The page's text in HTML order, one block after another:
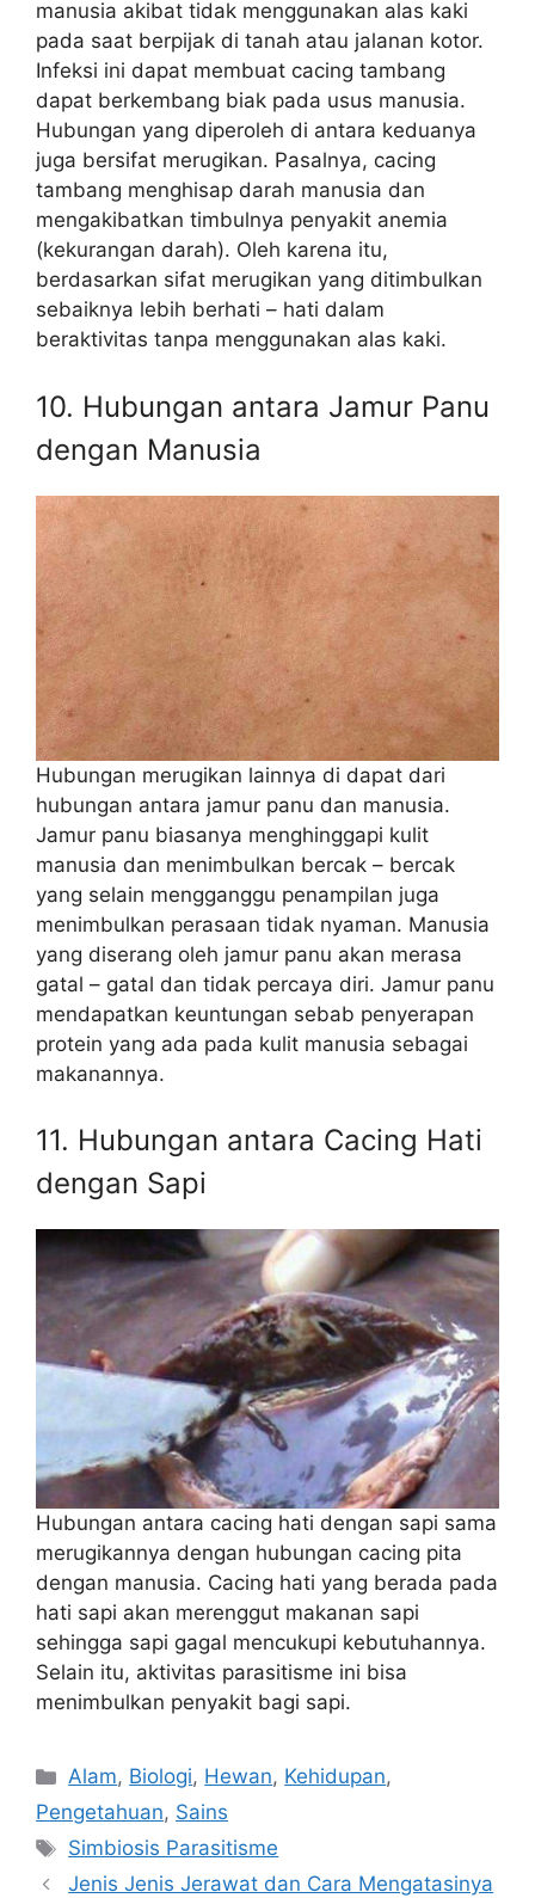
manusia akibat tidak menggunakan alas kaki
pada saat berpijak di tanah atau jalanan kotor.
Infeksi ini dapat membuat cacing tambang
dapat berkembang biak pada usus manusia.
Hubungan yang diperoleh di antara keduanya
juga bersifat merugikan. Pasalnya, cacing
tambang menghisap darah manusia dan
mengakibatkan timbulnya penyakit anemia
(kekurangan darah). Oleh karena itu,
berdasarkan sifat merugikan yang ditimbulkan
sebaiknya lebih berhati – hati dalam
beraktivitas tanpa menggunakan alas kaki.
10. Hubungan antara Jamur Panu
dengan Manusia
Hubungan merugikan lainnya di dapat dari
hubungan antara jamur panu dan manusia.
Jamur panu biasanya menghinggapi kulit
manusia dan menimbulkan bercak – bercak
yang selain mengganggu penampilan juga
menimbulkan perasaan tidak nyaman. Manusia
yang diserang oleh jamur panu akan merasa
gatal – gatal dan tidak percaya diri. Jamur panu
mendapatkan keuntungan sebab penyerapan
protein yang ada pada kulit manusia sebagai
makanannya.
11. Hubungan antara Cacing Hati
dengan Sapi
Hubungan antara cacing hati dengan sapi sama
merugikannya dengan hubungan cacing pita
dengan manusia. Cacing hati yang berada pada
hati sapi akan merenggut makanan sapi
sehingga sapi gagal mencukupi kebutuhannya.
Selain itu, aktivitas parasitisme ini bisa
menimbulkan penyakit bagi sapi.
Kategori
Alam, Biologi, Hewan, Kehidupan,
Pengetahuan, Sains
Tag
Simbiosis Parasitisme
Jenis Jenis Jerawat dan Cara Mengatasinya